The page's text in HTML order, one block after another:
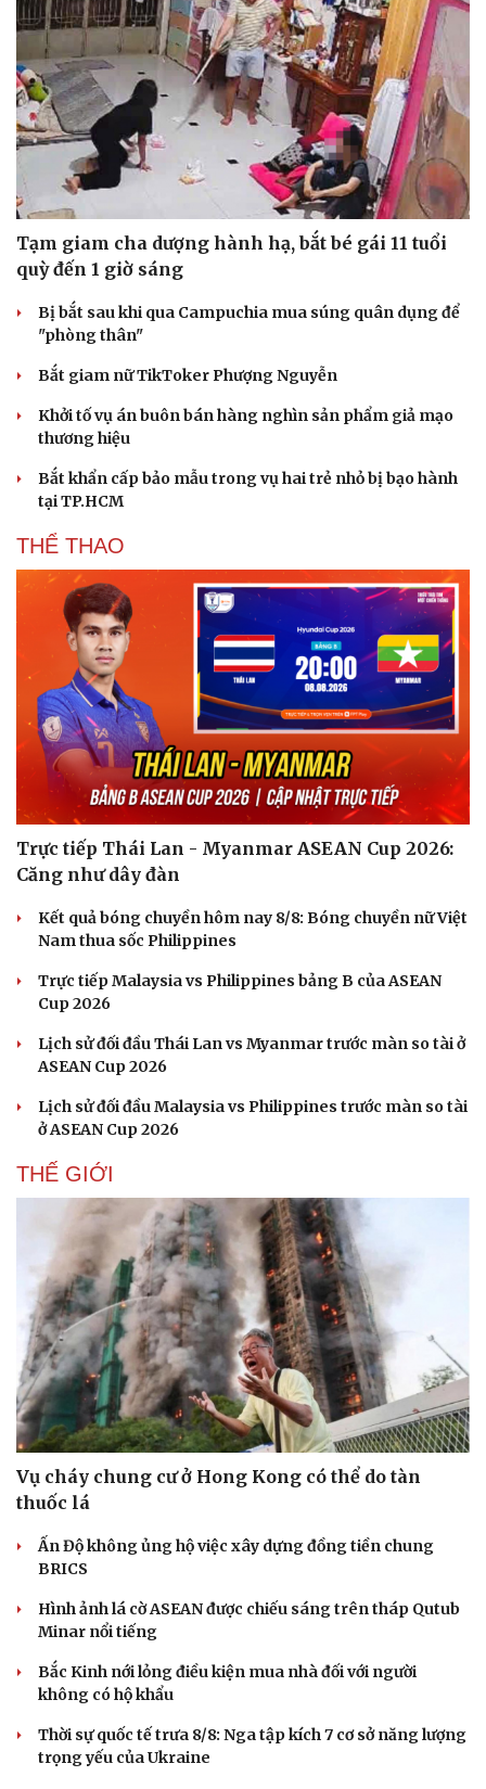
Du lịch
Săn Tour
check-in
Đọc truyện đêm khuya
Hạt giống tâm hồn
Tạm giam cha dượng hành hạ, bắt bé gái 11 tuổi
quỳ đến 1 giờ sáng
Bị bắt sau khi qua Campuchia mua súng quân dụng để
"phòng thân"
Bắt giam nữ TikToker Phượng Nguyễn
Khởi tố vụ án buôn bán hàng nghìn sản phẩm giả mạo
thương hiệu
Bắt khẩn cấp bảo mẫu trong vụ hai trẻ nhỏ bị bạo hành
tại TP.HCM
THỂ THAO
Trực tiếp Thái Lan - Myanmar ASEAN Cup 2026:
Căng như dây đàn
Kết quả bóng chuyền hôm nay 8/8: Bóng chuyền nữ Việt
Nam thua sốc Philippines
Trực tiếp Malaysia vs Philippines bảng B của ASEAN
Cup 2026
Lịch sử đối đầu Thái Lan vs Myanmar trước màn so tài ở
ASEAN Cup 2026
Lịch sử đối đầu Malaysia vs Philippines trước màn so tài
ở ASEAN Cup 2026
THẾ GIỚI
Vụ cháy chung cư ở Hong Kong có thể do tàn
thuốc lá
Ấn Độ không ủng hộ việc xây dựng đồng tiền chung
BRICS
Hình ảnh lá cờ ASEAN được chiếu sáng trên tháp Qutub
Minar nổi tiếng
Bắc Kinh nới lỏng điều kiện mua nhà đối với người
không có hộ khẩu
Thời sự quốc tế trưa 8/8: Nga tập kích 7 cơ sở năng lượng
trọng yếu của Ukraine